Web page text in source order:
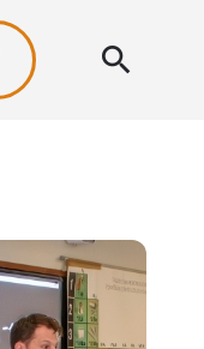
search